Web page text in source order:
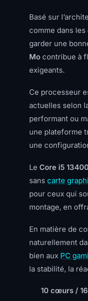
Basé sur
comme dans
garder une
Mo contribue à
exigeants.
Ce processeur
actuelles selon
performant ou
une plateforme
une
Le Core i5 13400
sans carte
pour ceux qui
montage, en
En matière de
naturellement
bien aux PC
la stabilité, la
10 cœurs /